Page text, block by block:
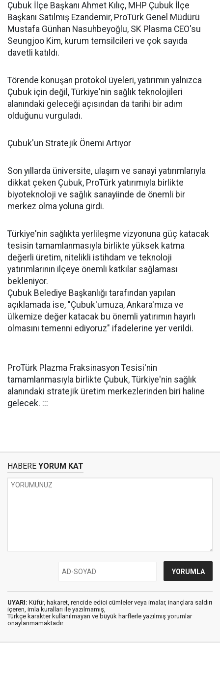
Çubuk İlçe Başkanı Ahmet Kılıç, MHP Çubuk İlçe
Başkanı Satılmış Ezandemir, ProTürk Genel Müdürü
Mustafa Günhan Nasuhbeyoğlu, SK Plasma CEO'su
Seungjoo Kim, kurum temsilcileri ve çok sayıda
davetli katıldı.
Törende konuşan protokol üyeleri, yatırımın yalnızca
Çubuk için değil, Türkiye'nin sağlık teknolojileri
alanındaki geleceği açısından da tarihi bir adım
olduğunu vurguladı.
Çubuk'un Stratejik Önemi Artıyor
Son yıllarda üniversite, ulaşım ve sanayi yatırımlarıyla
dikkat çeken Çubuk, ProTürk yatırımıyla birlikte
biyoteknoloji ve sağlık sanayiinde de önemli bir
merkez olma yoluna girdi.
Türkiye'nin sağlıkta yerlileşme vizyonuna güç katacak
tesisin tamamlanmasıyla birlikte yüksek katma
değerli üretim, nitelikli istihdam ve teknoloji
yatırımlarının ilçeye önemli katkılar sağlaması
bekleniyor.
Çubuk Belediye Başkanlığı tarafından yapılan
açıklamada ise, "Çubuk'umuza, Ankara'mıza ve
ülkemize değer katacak bu önemli yatırımın hayırlı
olmasını temenni ediyoruz" ifadelerine yer verildi.
ProTürk Plazma Fraksinasyon Tesisi'nin
tamamlanmasıyla birlikte Çubuk, Türkiye'nin sağlık
alanındaki stratejik üretim merkezlerinden biri haline
gelecek. :::
HABERE YORUM KAT
UYARI: Küfür, hakaret, rencide edici cümleler veya imalar, inançlara saldırı
içeren, imla kuralları ile yazılmamış,
Türkçe karakter kullanılmayan ve büyük harflerle yazılmış yorumlar
onaylanmamaktadır.